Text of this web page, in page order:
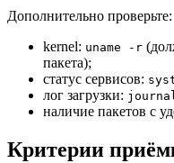
Дополнительно проверьте:
kernel: uname -r
пакета);
статус сервисов:
лог загрузки:
наличие пакетов с
Критерии